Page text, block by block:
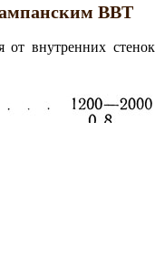
ВВТ
от внутренних